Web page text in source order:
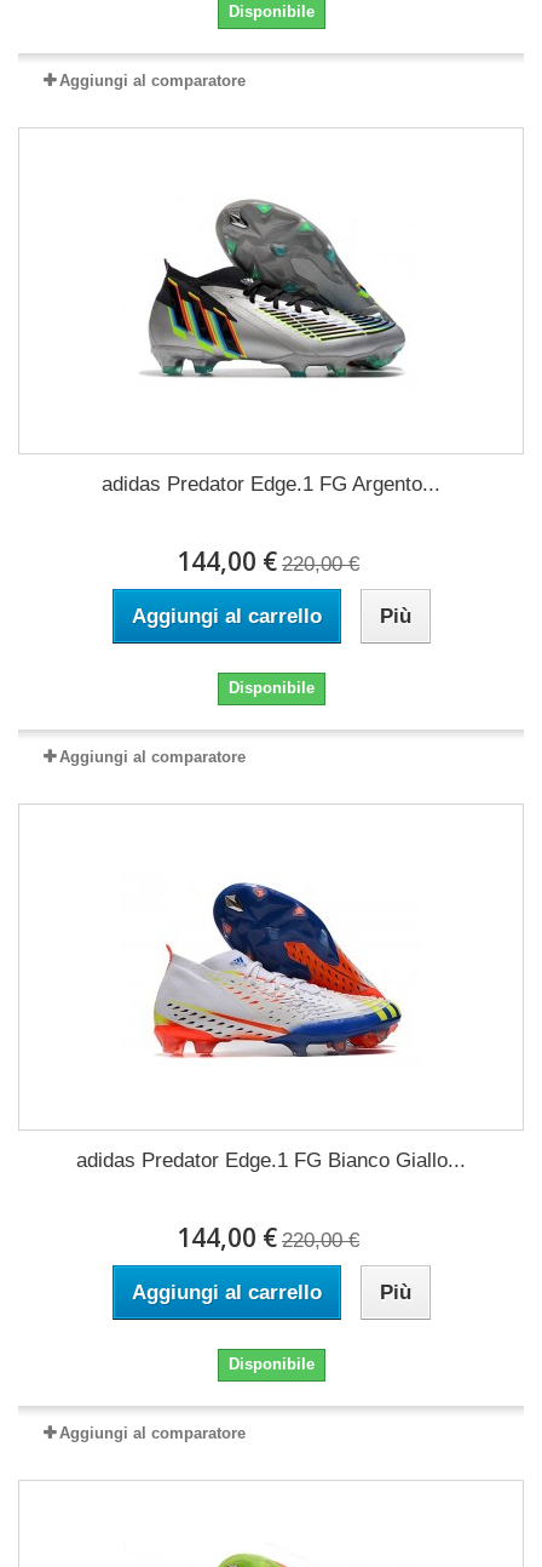
Disponibile
Aggiungi al comparatore
adidas Predator Edge.1 FG Argento...
144,00 € 220,00 €
Aggiungi al carrello Più
Disponibile
Aggiungi al comparatore
adidas Predator Edge.1 FG Bianco Giallo...
144,00 € 220,00 €
Aggiungi al carrello Più
Disponibile
Aggiungi al comparatore